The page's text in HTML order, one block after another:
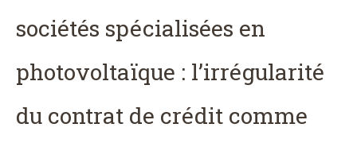
sociétés spécialisées en
photovoltaïque : l’irrégularité
du contrat de crédit comme